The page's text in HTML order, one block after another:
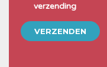
verzending